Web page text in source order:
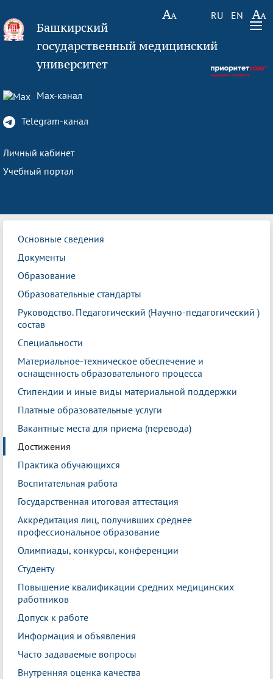
RU EN
Башкирский
государственный медицинский
университет
Max-канал
Telegram-канал
Личный кабинет
Учебный портал
Основные сведения
Документы
Образование
Образовательные стандарты
Руководство. Педагогический (Научно-педагогический )
состав
Специальности
Материальное-техническое обеспечение и
оснащенность образовательного процесса
Стипендии и иные виды материальной поддержки
Платные образовательные услуги
Вакантные места для приема (перевода)
Достижения
Практика обучающихся
Воспитательная работа
Государственная итоговая аттестация
Аккредитация лиц, получивших среднее
профессиональное образование
Олимпиады, конкурсы, конференции
Студенту
Повышение квалификации средних медицинских
работников
Допуск к работе
Информация и объявления
Часто задаваемые вопросы
Внутренняя оценка качества